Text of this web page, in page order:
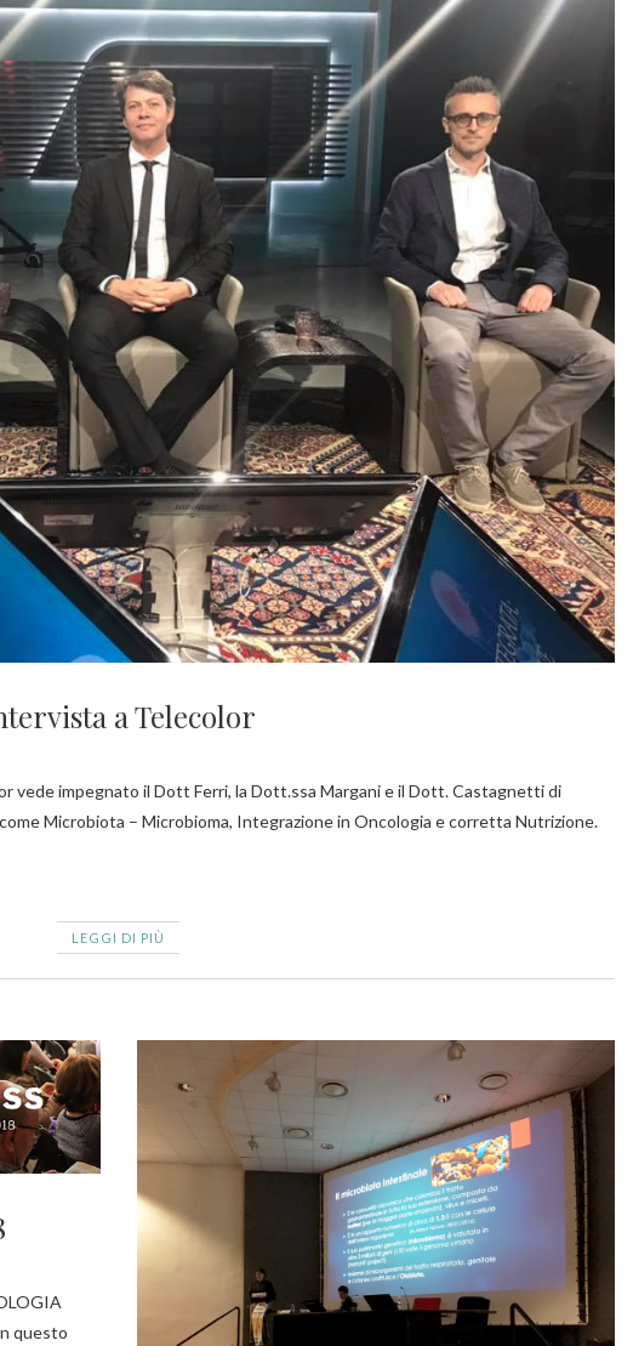
a Telecolor
Microbiota – Microbioma, Integrazione in Oncologia e corretta Nutrizione.
LEGGI DI PIÙ
questo